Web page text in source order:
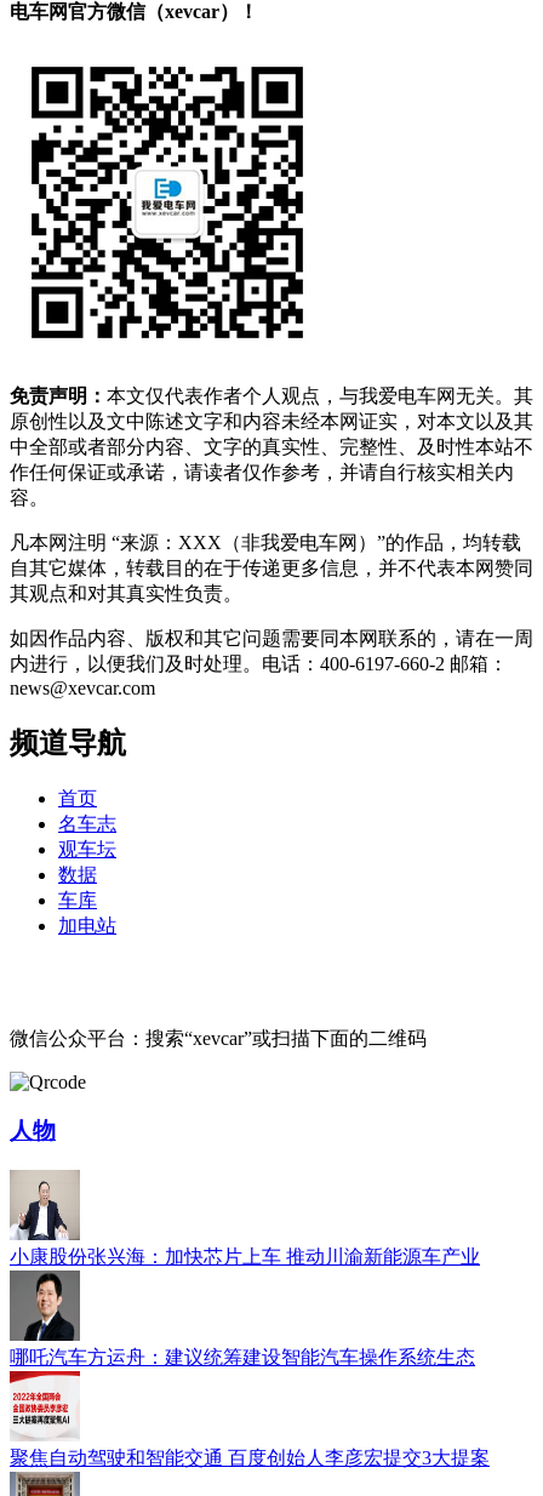
电车网官方微信（xevcar）！
免责声明： 本文仅代表作者个人观点，与我爱电车网无关。其
原创性以及文中陈述文字和内容未经本网证实，对本文以及其
中全部或者部分内容、文字的真实性、完整性、及时性本站不
作任何保证或承诺，请读者仅作参考，并请自行核实相关内
容。
凡本网注明 “来源：XXX（非我爱电车网）”的作品，均转载
自其它媒体，转载目的在于传递更多信息，并不代表本网赞同
其观点和对其真实性负责。
如因作品内容、版权和其它问题需要同本网联系的，请在一周
内进行，以便我们及时处理。电话：400-6197-660-2 邮箱：
news@xevcar.com
频道导航
首页
名车志
观车坛
数据
车库
加电站
微信公众平台：搜索“xevcar”或扫描下面的二维码
人物
小康股份张兴海：加快芯片上车 推动川渝新能源车产业
哪吒汽车方运舟：建议统筹建设智能汽车操作系统生态
聚焦自动驾驶和智能交通 百度创始人李彦宏提交3大提案